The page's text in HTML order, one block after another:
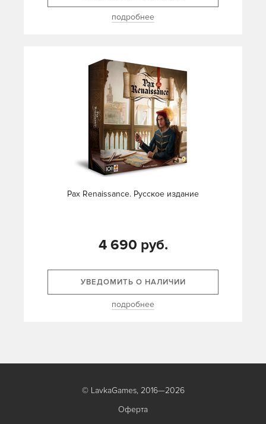
подробнее
Pax Renaissance. Русское издание
4 690 руб.
УВЕДОМИТЬ О НАЛИЧИИ
подробнее
© LavkaGames, 2016—2026
Оферта